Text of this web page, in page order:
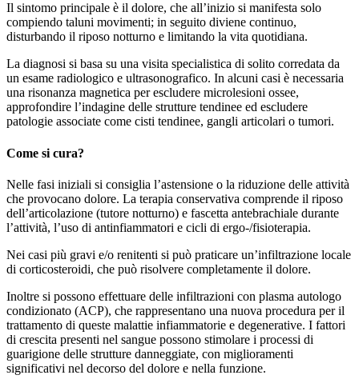
Il sintomo principale è il dolore, che all’inizio si manifesta solo
compiendo taluni movimenti; in seguito diviene continuo,
disturbando il riposo notturno e limitando la vita quotidiana.
La diagnosi si basa su una visita specialistica di solito corredata da
un esame radiologico e ultrasonografico. In alcuni casi è necessaria
una risonanza magnetica per escludere microlesioni ossee,
approfondire l’indagine delle strutture tendinee ed escludere
patologie associate come cisti tendinee, gangli articolari o tumori.
Come si cura?
Nelle fasi iniziali si consiglia l’astensione o la riduzione delle attività
che provocano dolore. La terapia conservativa comprende il riposo
dell’articolazione (tutore notturno) e fascetta antebrachiale durante
l’attività, l’uso di antinfiammatori e cicli di ergo-/fisioterapia.
Nei casi più gravi e/o renitenti si può praticare un’infiltrazione locale
di corticosteroidi, che può risolvere completamente il dolore.
Inoltre si possono effettuare delle infiltrazioni con plasma autologo
condizionato (ACP), che rappresentano una nuova procedura per il
trattamento di queste malattie infiammatorie e degenerative. I fattori
di crescita presenti nel sangue possono stimolare i processi di
guarigione delle strutture danneggiate, con miglioramenti
significativi nel decorso del dolore e nella funzione.